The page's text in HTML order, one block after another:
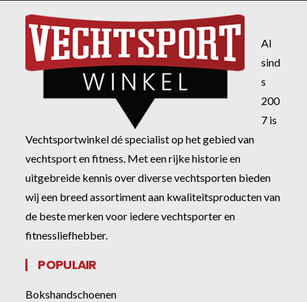
Al
sind
s
200
7 is
Vechtsportwinkel dé specialist op het gebied van
vechtsport en fitness. Met een rijke historie en
uitgebreide kennis over diverse vechtsporten bieden
wij een breed assortiment aan kwaliteitsproducten van
de beste merken voor iedere vechtsporter en
fitnessliefhebber.
POPULAIR
Bokshandschoenen